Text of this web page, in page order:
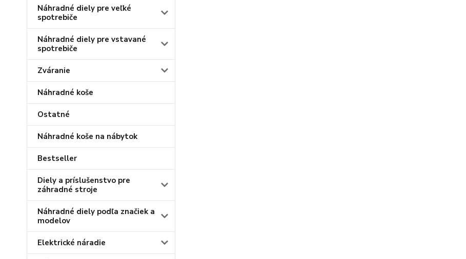
Náhradné diely pre veľké
spotrebiče
Náhradné diely pre vstavané
spotrebiče
Zváranie
Náhradné koše
Ostatné
Náhradné koše na nábytok
Bestseller
Diely a príslušenstvo pre
záhradné stroje
Náhradné diely podľa značiek a
modelov
Elektrické náradie